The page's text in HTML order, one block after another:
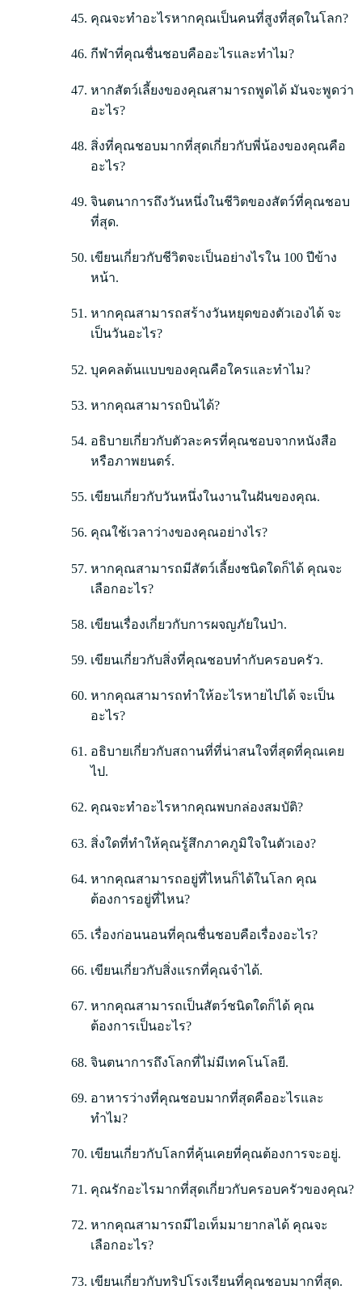
คุณจะทำอะไรหากคุณเป็นคนที่สูงที่สุดในโลก?
กีฬาที่คุณชื่นชอบคืออะไรและทำไม?
หากสัตว์เลี้ยงของคุณสามารถพูดได้ มันจะพูดว่า
อะไร?
สิ่งที่คุณชอบมากที่สุดเกี่ยวกับพี่น้องของคุณคือ
อะไร?
จินตนาการถึงวันหนึ่งในชีวิตของสัตว์ที่คุณชอบ
ที่สุด.
เขียนเกี่ยวกับชีวิตจะเป็นอย่างไรใน 100 ปีข้าง
หน้า.
หากคุณสามารถสร้างวันหยุดของตัวเองได้ จะ
เป็นวันอะไร?
บุคคลต้นแบบของคุณคือใครและทำไม?
หากคุณสามารถบินได้?
อธิบายเกี่ยวกับตัวละครที่คุณชอบจากหนังสือ
หรือภาพยนตร์.
เขียนเกี่ยวกับวันหนึ่งในงานในฝันของคุณ.
คุณใช้เวลาว่างของคุณอย่างไร?
หากคุณสามารถมีสัตว์เลี้ยงชนิดใดก็ได้ คุณจะ
เลือกอะไร?
เขียนเรื่องเกี่ยวกับการผจญภัยในป่า.
เขียนเกี่ยวกับสิ่งที่คุณชอบทำกับครอบครัว.
หากคุณสามารถทำให้อะไรหายไปได้ จะเป็น
อะไร?
อธิบายเกี่ยวกับสถานที่ที่น่าสนใจที่สุดที่คุณเคย
ไป.
คุณจะทำอะไรหากคุณพบกล่องสมบัติ?
สิ่งใดที่ทำให้คุณรู้สึกภาคภูมิใจในตัวเอง?
หากคุณสามารถอยู่ที่ไหนก็ได้ในโลก คุณ
ต้องการอยู่ที่ไหน?
เรื่องก่อนนอนที่คุณชื่นชอบคือเรื่องอะไร?
เขียนเกี่ยวกับสิ่งแรกที่คุณจำได้.
หากคุณสามารถเป็นสัตว์ชนิดใดก็ได้ คุณ
ต้องการเป็นอะไร?
จินตนาการถึงโลกที่ไม่มีเทคโนโลยี.
อาหารว่างที่คุณชอบมากที่สุดคืออะไรและ
ทำไม?
เขียนเกี่ยวกับโลกที่คุ้นเคยที่คุณต้องการจะอยู่.
คุณรักอะไรมากที่สุดเกี่ยวกับครอบครัวของคุณ?
หากคุณสามารถมีไอเท็มมายากลได้ คุณจะ
เลือกอะไร?
เขียนเกี่ยวกับทริปโรงเรียนที่คุณชอบมากที่สุด.